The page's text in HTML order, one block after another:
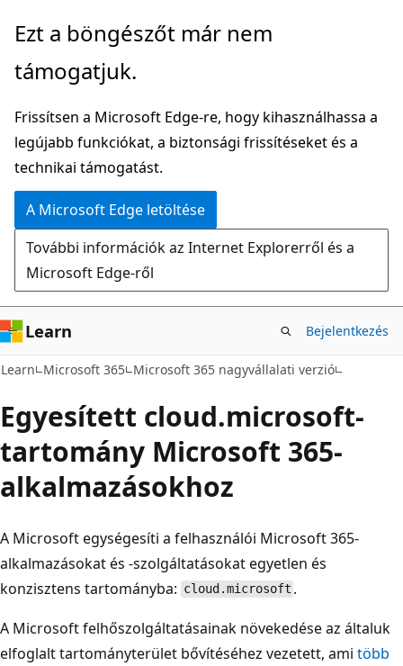
Ugrás
fő
Ezt a böngészőt már nem
támogatjuk.
Frissítsen a Microsoft Edge-re, hogy kihasználhassa a
legújabb funkciókat, a biztonsági frissítéseket és a
technikai támogatást.
A Microsoft Edge letöltése
További információk az Internet Explorerről és a
Microsoft Edge-ről
Learn Bejelentkezés
Learn Microsoft 365 Microsoft 365 nagyvállalati verzió
Egyesített cloud.microsoft-
tartomány Microsoft 365-
alkalmazásokhoz
A Microsoft egységesíti a felhasználói Microsoft 365-
alkalmazásokat és -szolgáltatásokat egyetlen és
konzisztens tartományba: cloud.microsoft .
A Microsoft felhőszolgáltatásainak növekedése az általuk
elfoglalt tartományterület bővítéséhez vezetett, ami több